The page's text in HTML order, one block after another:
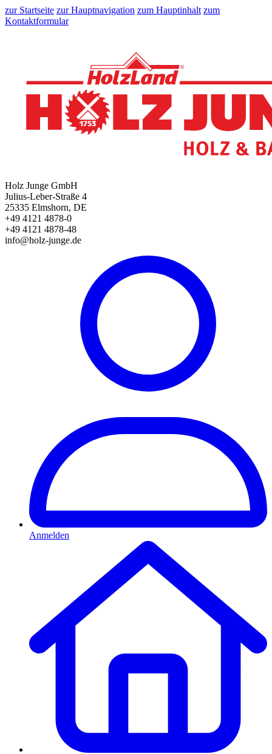
zur Startseite zur Hauptnavigation zum Hauptinhalt zum
Kontaktformular
Holz Junge GmbH
Julius-Leber-Straße 4
25335 Elmshorn, DE
+49 4121 4878-0
+49 4121 4878-48
info@holz-junge.de
Anmelden